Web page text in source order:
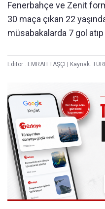
Fenerbahçe ve Zenit
30 maça çıkan 22
müsabakalarda 7 gol
Editör : EMRAH TAŞÇI Kaynak: